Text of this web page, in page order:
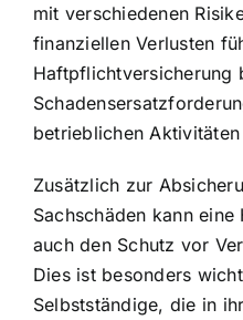
mit verschiedenen
finanziellen Verlusten
Haftpflichtversicherung
betrieblichen
Zusätzlich zur
Sachschäden kann
auch den Schutz vor
Dies ist besonders
Selbstständige, die in